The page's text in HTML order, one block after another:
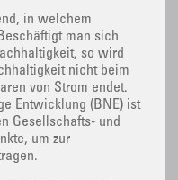
in welchem
man sich
so wird
nicht beim
von Strom endet.
Entwicklung (BNE) ist
Gesellschafts- und
um zur